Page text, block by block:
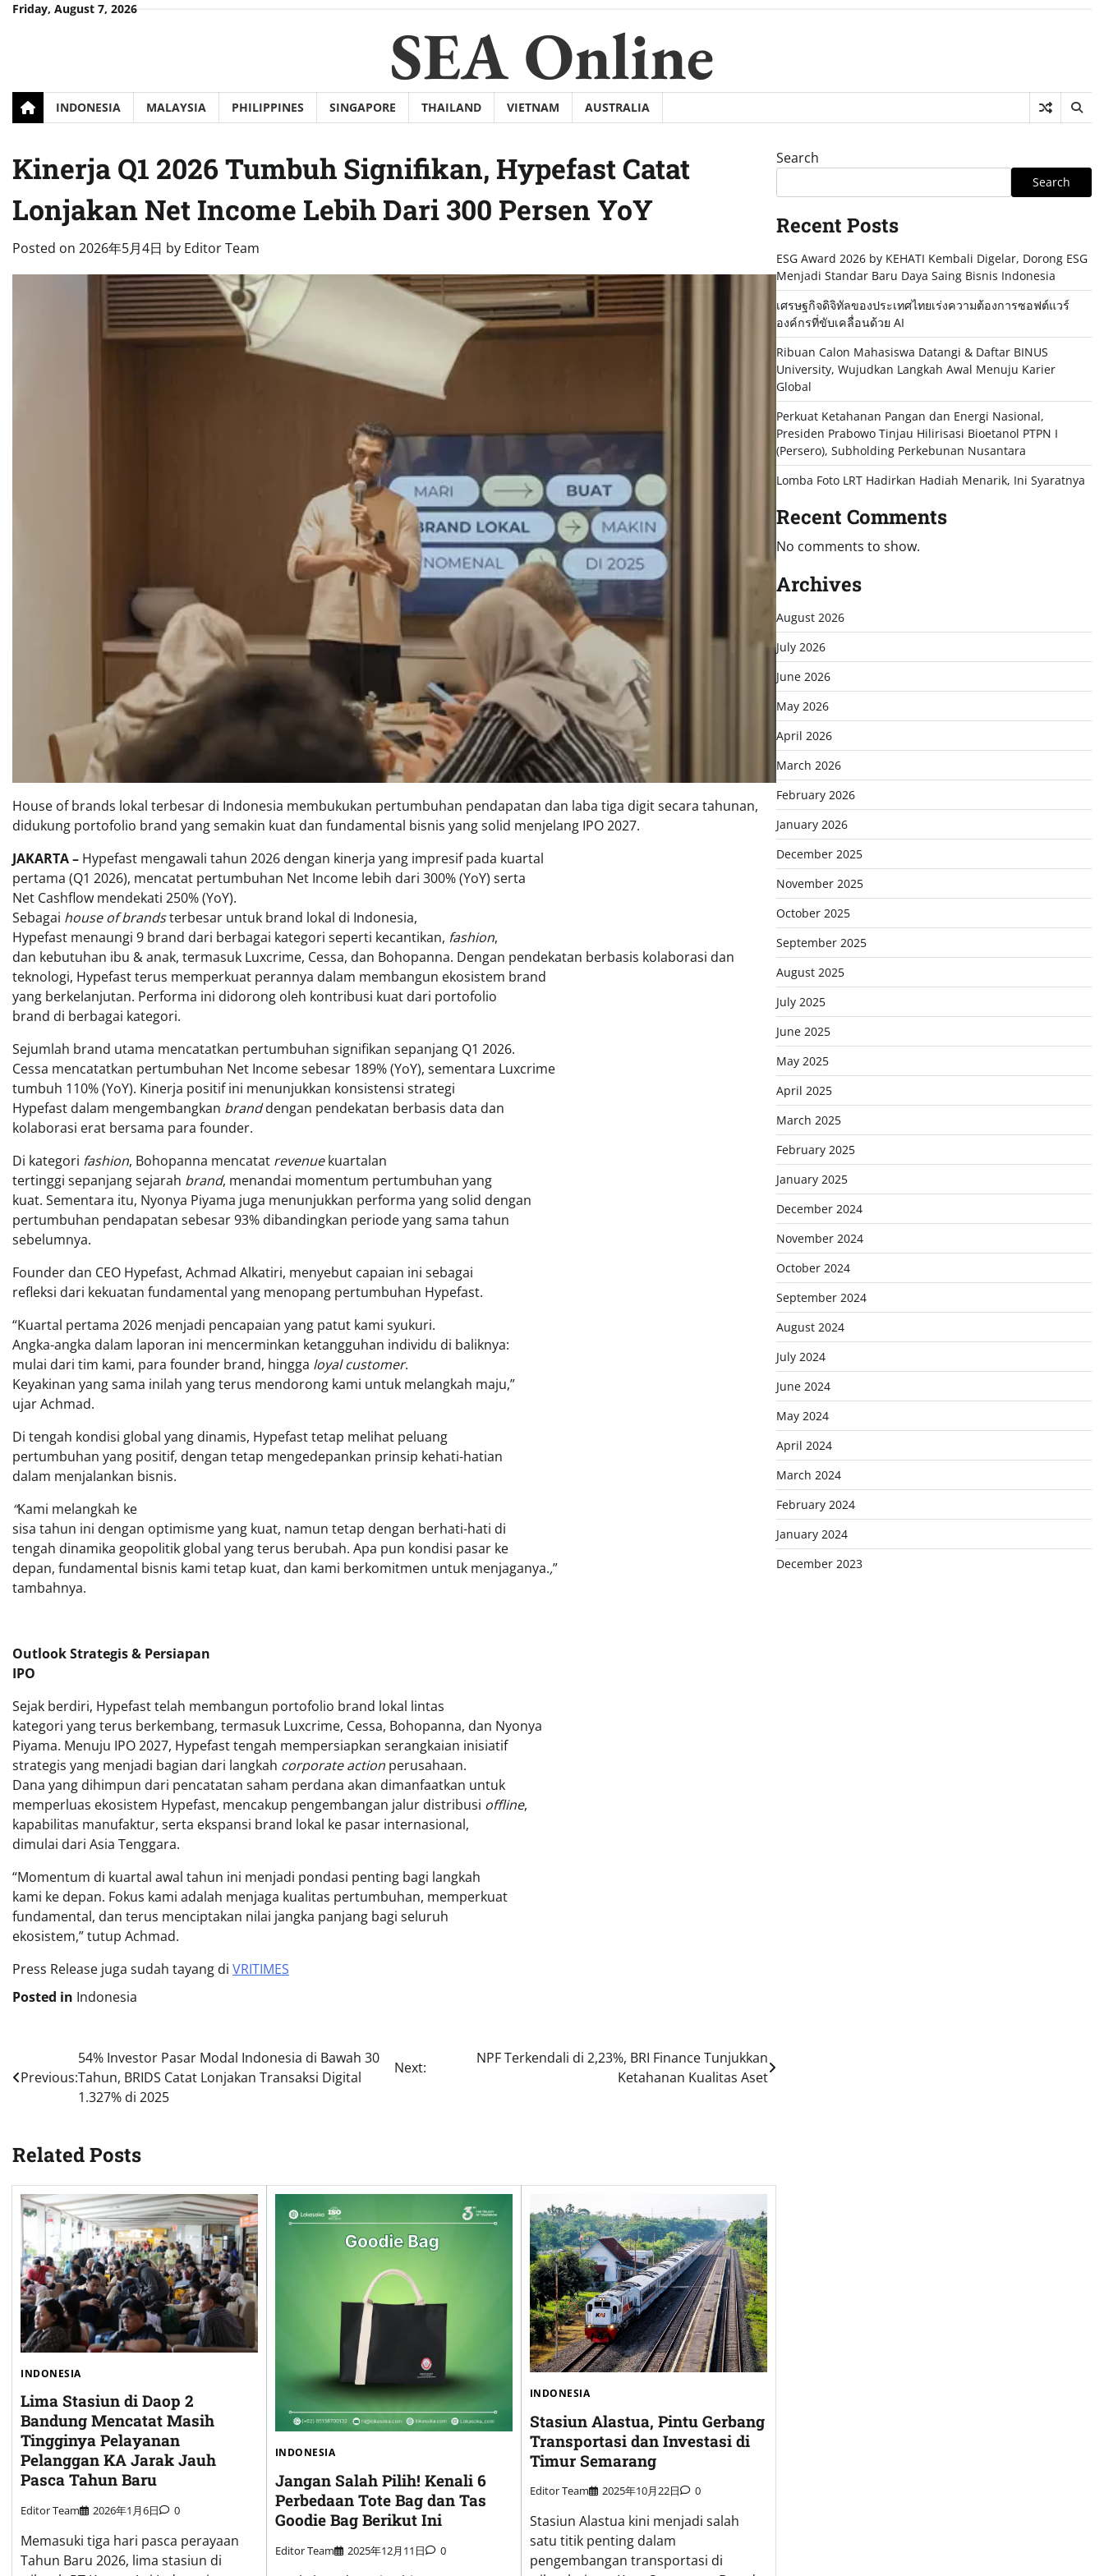
SkipFriday, August 7, 2026
SEA Online
INDONESIA MALAYSIA PHILIPPINES SINGAPORE THAILAND VIETNAM AUSTRALIA
Kinerja Q1 2026 Tumbuh Signifikan, Hypefast Catat
Lonjakan Net Income Lebih Dari 300 Persen YoY
Posted on 2026年5月4日 by Editor Team
House of brands lokal terbesar di Indonesia membukukan pertumbuhan pendapatan dan laba tiga digit secara tahunan,
didukung portofolio brand yang semakin kuat dan fundamental bisnis yang solid menjelang IPO 2027.
JAKARTA – Hypefast mengawali tahun 2026 dengan kinerja yang impresif pada kuartal
pertama (Q1 2026), mencatat pertumbuhan Net Income lebih dari 300% (YoY) serta
Net Cashflow mendekati 250% (YoY).
Sebagai house of brandsterbesar untuk brand lokal di Indonesia,
Hypefast menaungi 9 brand dari berbagai kategori seperti kecantikan, fashion,
dan kebutuhan ibu & anak, termasuk Luxcrime, Cessa, dan Bohopanna. Dengan pendekatan berbasis kolaborasi dan
teknologi, Hypefast terus memperkuat perannya dalam membangun ekosistem brand
yang berkelanjutan. Performa ini didorong oleh kontribusi kuat dari portofolio
brand di berbagai kategori.
Sejumlah brand utama mencatatkan pertumbuhan signifikan sepanjang Q1 2026.
Cessa mencatatkan pertumbuhan Net Income sebesar 189% (YoY), sementara Luxcrime
tumbuh 110% (YoY). Kinerja positif ini menunjukkan konsistensi strategi
Hypefast dalam mengembangkan branddengan pendekatan berbasis data dan
kolaborasi erat bersama para founder.
Di kategori fashion, Bohopanna mencatat revenuekuartalan
tertinggi sepanjang sejarah brand, menandai momentum pertumbuhan yang
kuat. Sementara itu, Nyonya Piyama juga menunjukkan performa yang solid dengan
pertumbuhan pendapatan sebesar 93% dibandingkan periode yang sama tahun
sebelumnya.
Founder dan CEO Hypefast, Achmad Alkatiri, menyebut capaian ini sebagai
refleksi dari kekuatan fundamental yang menopang pertumbuhan Hypefast.
“Kuartal pertama 2026 menjadi pencapaian yang patut kami syukuri.
Angka-angka dalam laporan ini mencerminkan ketangguhan individu di baliknya:
mulai dari tim kami, para founder brand, hingga loyal customer.
Keyakinan yang sama inilah yang terus mendorong kami untuk melangkah maju,”
ujar Achmad.
Di tengah kondisi global yang dinamis, Hypefast tetap melihat peluang
pertumbuhan yang positif, dengan tetap mengedepankan prinsip kehati-hatian
dalam menjalankan bisnis.
“Kami melangkah ke
sisa tahun ini dengan optimisme yang kuat, namun tetap dengan berhati-hati di
tengah dinamika geopolitik global yang terus berubah. Apa pun kondisi pasar ke
depan, fundamental bisnis kami tetap kuat, dan kami berkomitmen untuk menjaganya.,”
tambahnya.
Outlook Strategis & Persiapan
IPO
Sejak berdiri, Hypefast telah membangun portofolio brand lokal lintas
kategori yang terus berkembang, termasuk Luxcrime, Cessa, Bohopanna, dan Nyonya
Piyama. Menuju IPO 2027, Hypefast tengah mempersiapkan serangkaian inisiatif
strategis yang menjadi bagian dari langkah corporate action perusahaan.
Dana yang dihimpun dari pencatatan saham perdana akan dimanfaatkan untuk
memperluas ekosistem Hypefast, mencakup pengembangan jalur distribusi offline,
kapabilitas manufaktur, serta ekspansi brand lokal ke pasar internasional,
dimulai dari Asia Tenggara.
“Momentum di kuartal awal tahun ini menjadi pondasi penting bagi langkah
kami ke depan. Fokus kami adalah menjaga kualitas pertumbuhan, memperkuat
fundamental, dan terus menciptakan nilai jangka panjang bagi seluruh
ekosistem,” tutup Achmad.
Press Release juga sudah tayang di VRITIMES
Posted in Indonesia
navigation
Previous:
54% Investor Pasar Modal Indonesia di Bawah 30
Tahun, BRIDS Catat Lonjakan Transaksi Digital
1.327% di 2025
Next:
NPF Terkendali di 2,23%, BRI Finance Tunjukkan
Ketahanan Kualitas Aset
Related Posts
INDONESIA
Lima Stasiun di Daop 2
Bandung Mencatat Masih
Tingginya Pelayanan
Pelanggan KA Jarak Jauh
Pasca Tahun Baru
Editor Team 2026年1月6日 0
Memasuki tiga hari pasca perayaan
Tahun Baru 2026, lima stasiun di
INDONESIA
Jangan Salah Pilih! Kenali 6
Perbedaan Tote Bag dan Tas
Goodie Bag Berikut Ini
Editor Team 2025年12月11日 0
INDONESIA
Stasiun Alastua, Pintu Gerbang
Transportasi dan Investasi di
Timur Semarang
Editor Team 2025年10月22日 0
Stasiun Alastua kini menjadi salah
satu titik penting dalam
pengembangan transportasi di
Search
Search
Recent Posts
ESG Award 2026 by KEHATI Kembali Digelar, Dorong ESG
Menjadi Standar Baru Daya Saing Bisnis Indonesia
เศรษฐกิจดิจิทัลของประเทศไทยเร่งความต้องการซอฟต์แวร์
องค์กรที่ขับเคลื่อนด้วย AI
Ribuan Calon Mahasiswa Datangi & Daftar BINUS
University, Wujudkan Langkah Awal Menuju Karier
Global
Perkuat Ketahanan Pangan dan Energi Nasional,
Presiden Prabowo Tinjau Hilirisasi Bioetanol PTPN I
(Persero), Subholding Perkebunan Nusantara
Lomba Foto LRT Hadirkan Hadiah Menarik, Ini Syaratnya
Recent Comments
No comments to show.
Archives
August 2026
July 2026
June 2026
May 2026
April 2026
March 2026
February 2026
January 2026
December 2025
November 2025
October 2025
September 2025
August 2025
July 2025
June 2025
May 2025
April 2025
March 2025
February 2025
January 2025
December 2024
November 2024
October 2024
September 2024
August 2024
July 2024
June 2024
May 2024
April 2024
March 2024
February 2024
January 2024
December 2023